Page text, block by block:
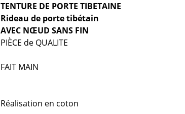
TENTURE DE PORTE TIBETAINE
Rideau de porte tibétain
AVEC NŒUD SANS FIN
PIÈCE de QUALITE
FAIT MAIN
Réalisation en coton